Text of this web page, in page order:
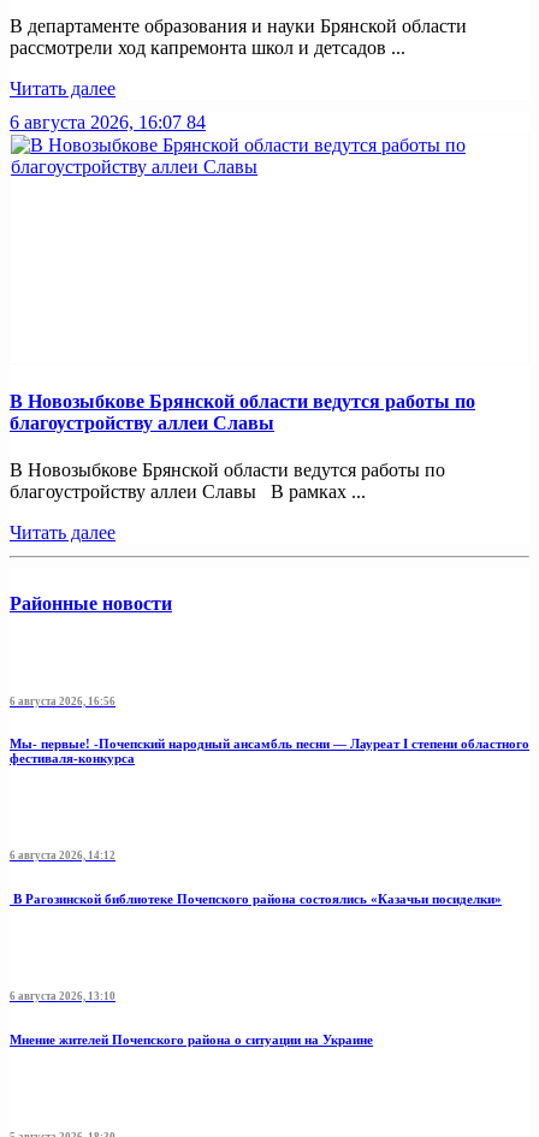
В департаменте образования и науки Брянской области
рассмотрели ход капремонта школ и детсадов ...
Читать далее
6 августа 2026, 16:07 84
В Новозыбкове Брянской области ведутся работы по
благоустройству аллеи Славы
В Новозыбкове Брянской области ведутся работы по
благоустройству аллеи Славы В рамках ...
Читать далее
Районные новости
6 августа 2026, 16:56
Мы- первые! -Почепский народный ансамбль песни — Лауреат I степени областного
фестиваля-конкурса
6 августа 2026, 14:12
В Рагозинской библиотеке Почепского района состоялись «Казачьи посиделки»
6 августа 2026, 13:10
Мнение жителей Почепского района о ситуации на Украине